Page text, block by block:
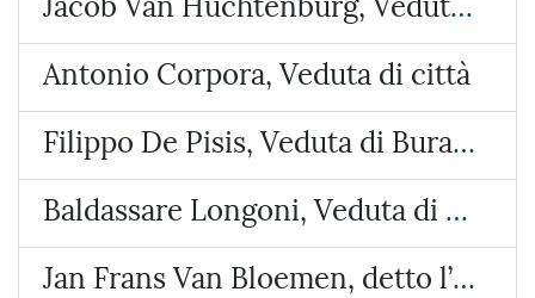
Antonio Corpora, Veduta di città
Filippo De Pisis, Veduta di Burano
Baldassare Longoni, Veduta di Arosio (Brianza)
Jan Frans Van Bloemen, detto l’Orizzonte, Veduta del castello di Lunghezza